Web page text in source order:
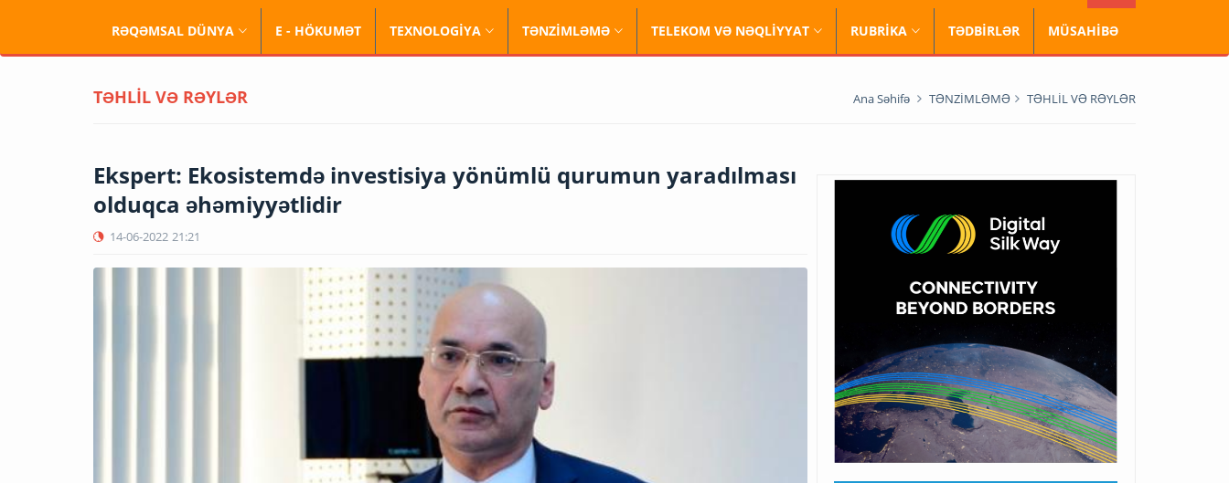
RƏQƏMSAL DÜNYA E - HÖKUMƏT TEXNOLOGİYA TƏNZİMLƏMƏ TELEKOM VƏ NƏQLİYYAT RUBRİKA TƏDBİRLƏR MÜSAHİBƏ
TƏHLİL VƏ RƏYLƏR Ana Səhifə TƏNZİMLƏMƏ TƏHLİL VƏ RƏYLƏR
Ekspert: Ekosistemdə investisiya yönümlü qurumun yaradılması
olduqca əhəmiyyətlidir
14-06-2022 21:21